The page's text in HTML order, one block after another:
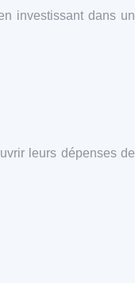
investissant dans un
leurs dépenses de